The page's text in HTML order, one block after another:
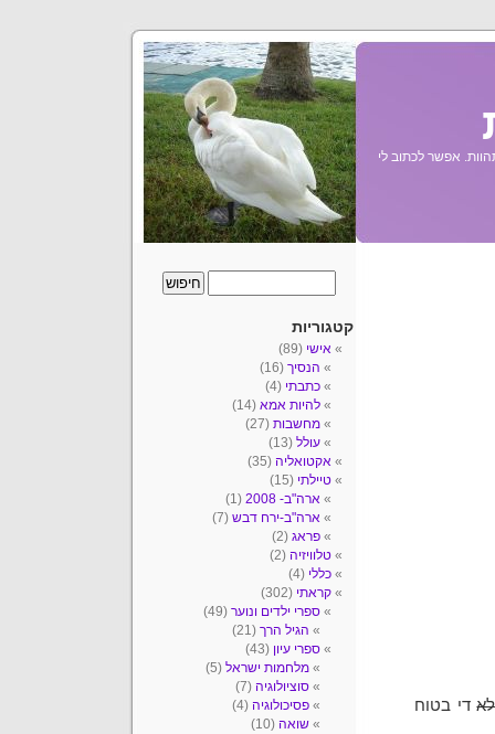
אפשר לכתוב לי
לאדי בטוח
קטגוריות
אישי (89)
הנסיך (16)
כתבתי (4)
להיות אמא (14)
מחשבות (27)
עולל (13)
אקטואליה (35)
טיילתי (15)
ארה"ב- 2008
(1)
ארה"ב-ירח דבש (7)
פראג (2)
טלוויזיה (2)
כללי (4)
קראתי (302)
ספרי ילדים ונוער (49)
הגיל הרך (21)
ספרי עיון (43)
מלחמות ישראל (5)
סוציולוגיה (7)
פסיכולוגיה (4)
שואה (10)